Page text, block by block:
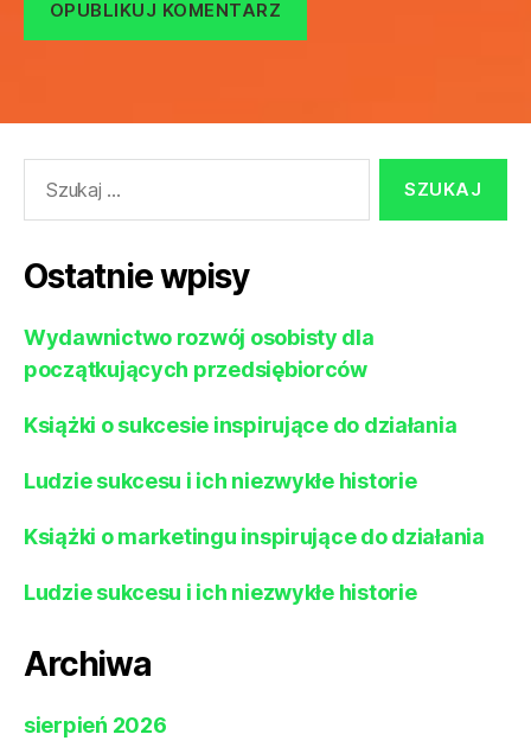
Ostatnie wpisy
Wydawnictwo rozwój osobisty dla
początkujących przedsiębiorców
Książki o sukcesie inspirujące do działania
Ludzie sukcesu i ich niezwykłe historie
Książki o marketingu inspirujące do działania
Ludzie sukcesu i ich niezwykłe historie
Archiwa
sierpień 2026